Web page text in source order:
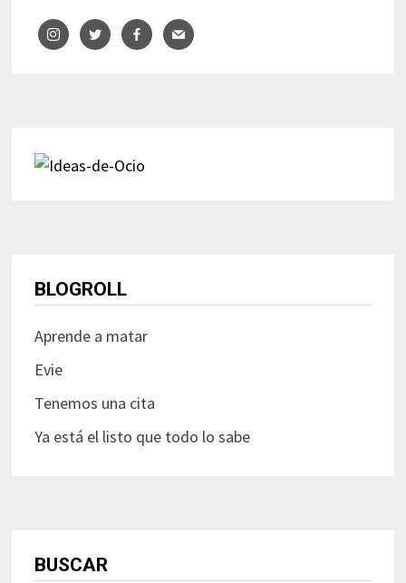
BLOGROLL
Aprende a matar
Evie
Tenemos una cita
Ya está el listo que todo lo sabe
BUSCAR